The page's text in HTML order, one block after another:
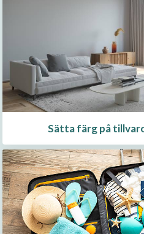
Sätta färg på